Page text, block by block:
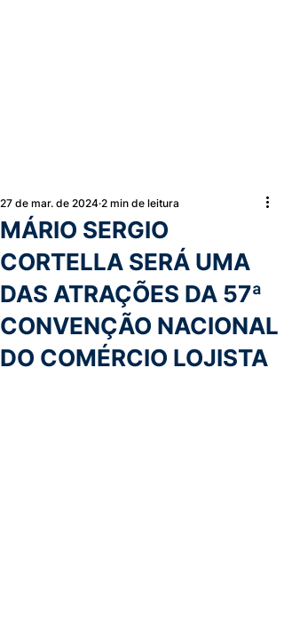
MÁRIO SERGIO
CORTELLA SERÁ UMA
DAS ATRAÇÕES DA 57ª
CONVENÇÃO NACIONAL
DO COMÉRCIO LOJISTA
27 de mar. de 2024 2 min de leitura